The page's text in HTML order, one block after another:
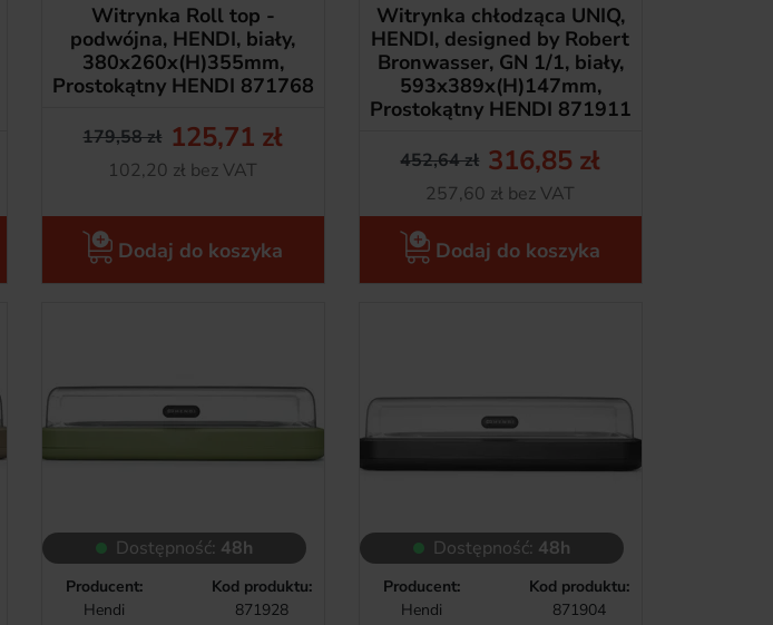
Witrynka Roll top -
podwójna, HENDI, biały,
380x260x(H)355mm,
Prostokątny HENDI 871768
Cena podstawowa
179,58 zł Cena
125,71 zł
Netto
102,20 zł bez VAT
Dodaj do koszyka
Witrynka chłodząca UNIQ,
HENDI, designed by Robert
Bronwasser, GN 1/1, biały,
593x389x(H)147mm,
Prostokątny HENDI 871911
Cena podstawowa
452,64 zł Cena
316,85 zł
Netto
257,60 zł bez VAT
Dodaj do koszyka
Dostępność: 48h
Producent:
Hendi
Kod produktu:
871928
Dostępność: 48h
Producent:
Hendi
Kod produktu:
871904